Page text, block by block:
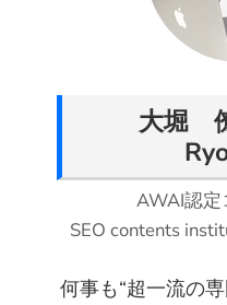
c
e
o
o
大堀
AWAI認
SEO contents
何事も“超一流の